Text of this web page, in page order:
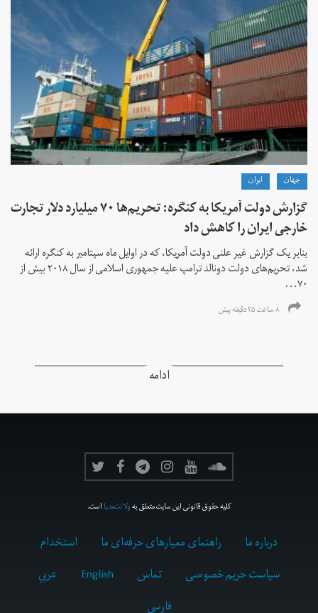
جهان ايران
گزارش دولت آمریکا به کنگره: تحریم‌ها ۷۰ میلیارد دلار تجارت
خارجی ایران را کاهش داد
بنابر یک گزارش غیر علنی دولت آمریکا، که در اوایل ماه سپتامبر به کنگره ارائه
شد، تحریم‌های دولت دونالد ترامپ علیه جمهوری اسلامی از سال ۲۰۱۸ بیش از
۷۰...
۸ ساعت ۲۵ دقیقه پیش
ادامه
کلیه حقوق قانونی این سایت متعلق بهولانت‌مدیااست.
درباره ما راهنمای معیارهای حرفه‌ای ما
استخدام
سیاست حریم خصوصی
تماس English
عربي
فارسى